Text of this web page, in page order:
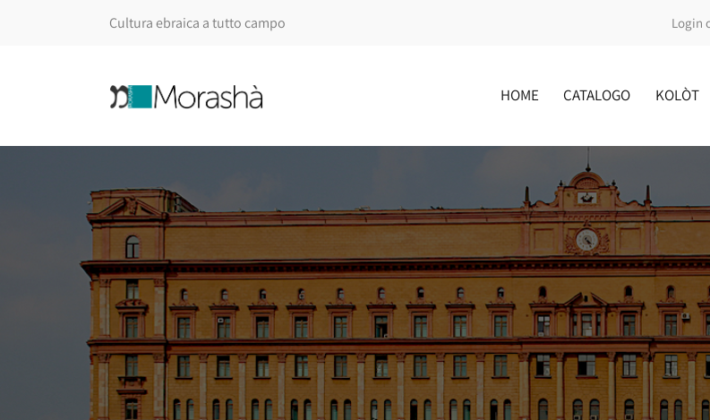
Cultura ebraica a tutto campo Login
HOME CATALOGO KOLÒT